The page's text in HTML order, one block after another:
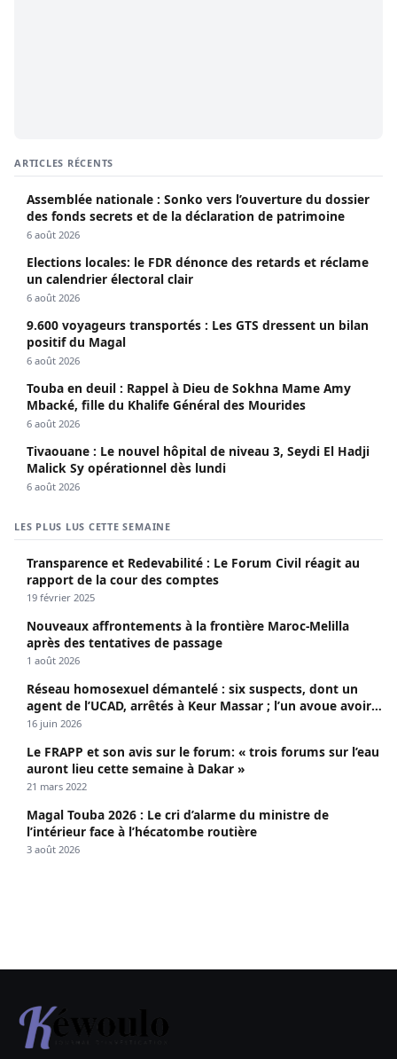
ARTICLES RÉCENTS
Assemblée nationale : Sonko vers l’ouverture du dossier
des fonds secrets et de la déclaration de patrimoine
6 août 2026
Elections locales: le FDR dénonce des retards et réclame
un calendrier électoral clair
6 août 2026
9.600 voyageurs transportés : Les GTS dressent un bilan
positif du Magal
6 août 2026
Touba en deuil : Rappel à Dieu de Sokhna Mame Amy
Mbacké, fille du Khalife Général des Mourides
6 août 2026
Tivaouane : Le nouvel hôpital de niveau 3, Seydi El Hadji
Malick Sy opérationnel dès lundi
6 août 2026
LES PLUS LUS CETTE SEMAINE
Transparence et Redevabilité : Le Forum Civil réagit au
rapport de la cour des comptes
19 février 2025
Nouveaux affrontements à la frontière Maroc-Melilla
après des tentatives de passage
1 août 2026
Réseau homosexuel démantelé : six suspects, dont un
agent de l’UCAD, arrêtés à Keur Massar ; l’un avoue avoir
propagé le VIH depuis 2018
16 juin 2026
Le FRAPP et son avis sur le forum: « trois forums sur l’eau
auront lieu cette semaine à Dakar »
21 mars 2022
Magal Touba 2026 : Le cri d’alarme du ministre de
l’intérieur face à l’hécatombe routière
3 août 2026